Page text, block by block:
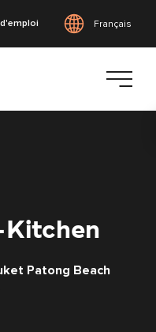
Français
Patong Beach